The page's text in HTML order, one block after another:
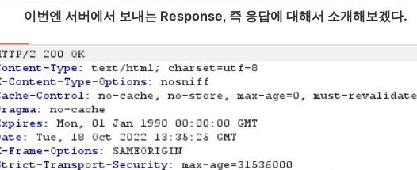
이번엔 서버에서 보내는 Response, 즉 응답에 대해서 소개해보겠다.